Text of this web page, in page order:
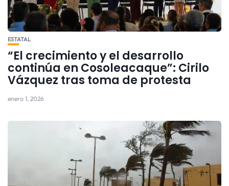
ESTATAL
“El crecimiento y el desarrollo
continúa en Cosoleacaque”: Cirilo
Vázquez tras toma de protesta
enero 1, 2026